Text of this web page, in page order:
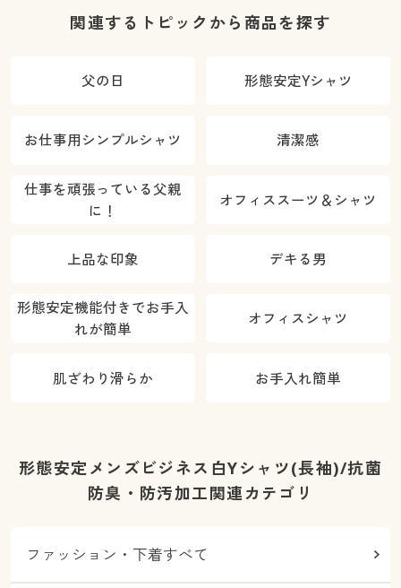
関連するトピックから商品を探す
父の日 形態安定Yシャツ
お仕事用シンプルシャツ 清潔感
仕事を頑張っている父親
に！
オフィススーツ＆シャツ
上品な印象 デキる男
形態安定機能付きでお手入
れが簡単
オフィスシャツ
肌ざわり滑らか お手入れ簡単
形態安定メンズビジネス白Yシャツ(長袖)/抗菌
防臭・防汚加工関連カテゴリ
ファッション・下着すべて